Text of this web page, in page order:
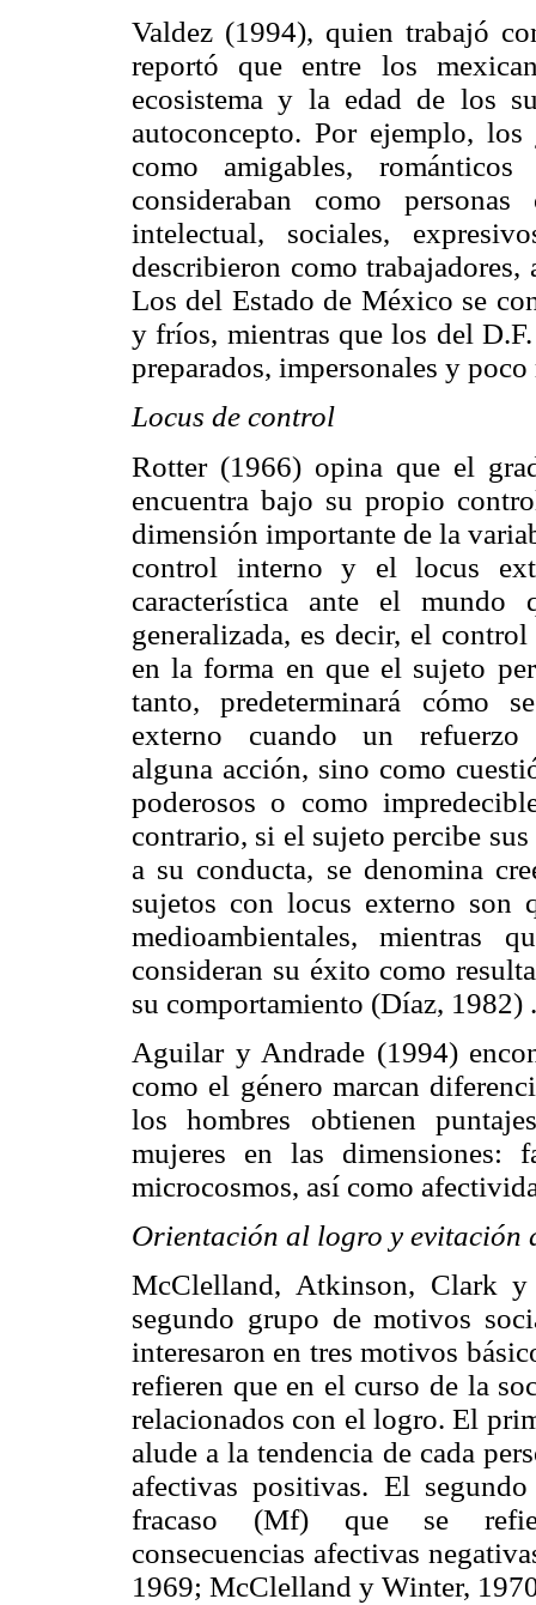
Valdez (1994), quien trabajó
reportó que entre los
ecosistema y la edad de los
autoconcepto. Por ejemplo,
como amigables,
consideraban como
intelectual, sociales,
describieron como
Los del Estado de México se
y fríos, mientras que los del
preparados, impersonales y
Locus de control
Rotter (1966) opina que el
encuentra bajo su propio
dimensión importante de la
control interno y el locus
característica ante el mundo
generalizada, es decir, el
en la forma en que el sujeto
tanto, predeterminará cómo
externo cuando un
alguna acción, sino como
poderosos o como
contrario, si el sujeto percibe
a su conducta, se denomina
sujetos con locus externo son
medioambientales, mientras
consideran su éxito como
su comportamiento (Díaz, 1982) .
Aguilar y Andrade (1994)
como el género marcan
los hombres obtienen
mujeres en las dimensiones:
microcosmos, así como
Orientación al logro y evitación
McClelland, Atkinson, Clark
segundo grupo de motivos
interesaron en tres motivos
refieren que en el curso de la
relacionados con el logro. El
alude a la tendencia de cada
afectivas positivas. El
fracaso (Mf) que se
consecuencias afectivas
1969; McClelland y Winter,